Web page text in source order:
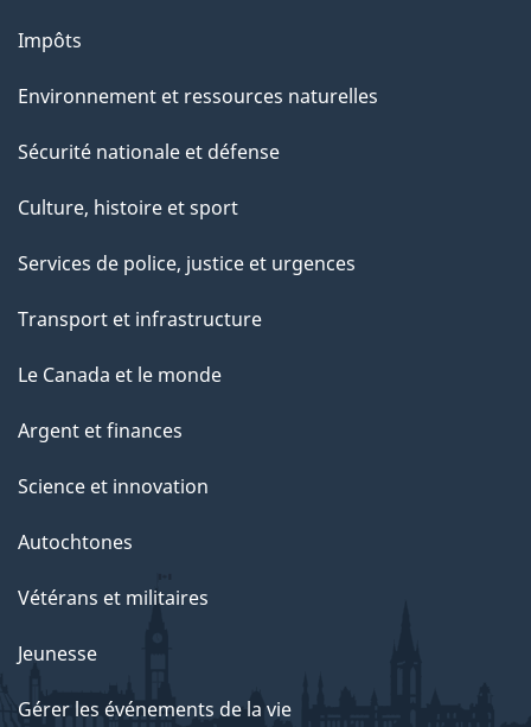
Impôts
Environnement et ressources naturelles
Sécurité nationale et défense
Culture, histoire et sport
Services de police, justice et urgences
Transport et infrastructure
Le Canada et le monde
Argent et finances
Science et innovation
Autochtones
Vétérans et militaires
Jeunesse
Gérer les événements de la vie